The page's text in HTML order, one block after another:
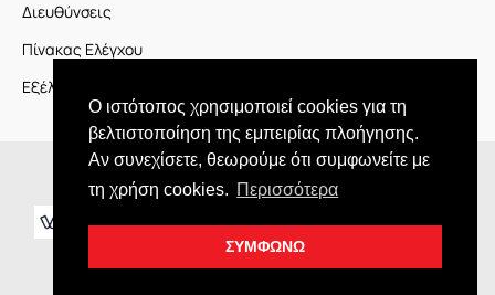
Ο ιστότοπος χρησιμοποιεί cookies για τη
βελτιστοποίηση της εμπειρίας πλοήγησης.
Αν συνεχίσετε, θεωρούμε ότι συμφωνείτε με
τη χρήση cookies. Περισσότερα
ΣΥΜΦΩΝΩ
Διευθύνσεις
Πίνακας Ελέγχου
Εξέλιξη Παραγγελίας
Copyright © 2026 JOY market